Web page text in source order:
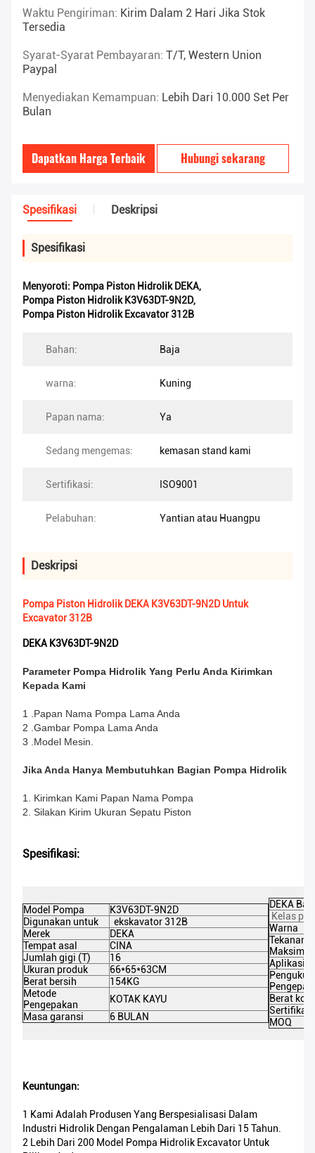
Waktu Pengiriman: Kirim Dalam 2 Hari Jika Stok
Tersedia
Syarat-Syarat Pembayaran: T/T, Western Union
Paypal
Menyediakan Kemampuan: Lebih Dari 10.000 Set Per
Bulan
Dapatkan Harga Terbaik Hubungi sekarang
Spesifikasi Deskripsi
Spesifikasi
Menyoroti: Pompa Piston Hidrolik DEKA,
Pompa Piston Hidrolik K3V63DT-9N2D,
Pompa Piston Hidrolik Excavator 312B
Bahan: Baja
warna: Kuning
Papan nama: Ya
Sedang mengemas: kemasan stand kami
Sertifikasi: ISO9001
Pelabuhan: Yantian atau Huangpu
Deskripsi
Pompa Piston Hidrolik DEKA K3V63DT-9N2D Untuk
Excavator 312B
DEKA K3V63DT-9N2D
Parameter Pompa Hidrolik Yang Perlu Anda Kirimkan
Kepada Kami
1 .Papan Nama Pompa Lama Anda
2 .Gambar Pompa Lama Anda
3 .Model Mesin.
Jika Anda Hanya Membutuhkan Bagian Pompa Hidrolik
1. Kirimkan Kami Papan Nama Pompa
2. Silakan Kirim Ukuran Sepatu Piston
Spesifikasi:
Model Pompa
K3V63DT-9N2D
Digunakan untuk
ekskavator 312B
Merek
DEKA
Tempat asal
CINA
Jumlah gigi (T)
16
Ukuran produk
66*65*63CM
Berat bersih
154KG
Metode
Pengepakan
KOTAK KAYU
Masa garansi
6 BULAN
DEKA
Kelas
Warna
Tekanan
Aplikasi
Berat
Sertifikasi
MOQ
Keuntungan:
1 Kami Adalah Produsen Yang Berspesialisasi Dalam
Industri Hidrolik Dengan Pengalaman Lebih Dari 15 Tahun.
2 Lebih Dari 200 Model Pompa Hidrolik Excavator Untuk